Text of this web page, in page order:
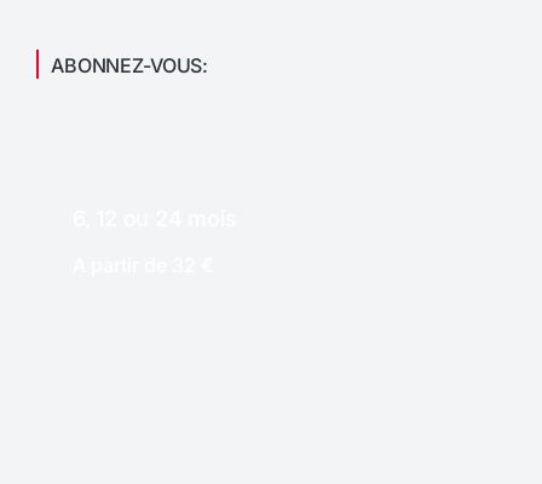
ABONNEZ-VOUS: